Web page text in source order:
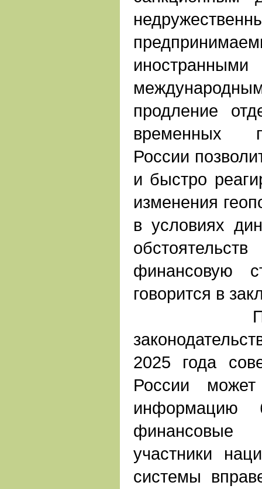
продление
временных
России
и быстро
изменения
в условиях
финансовую
говорится в
По
2025 года
России
информацию
участники
системы